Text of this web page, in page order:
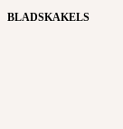
BLADSKAKELS